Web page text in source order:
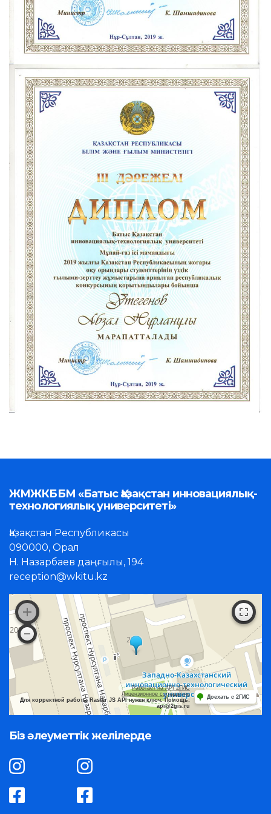
ЖМЖКББМ «Батыс Қазақстан инновациялық-
технологиялық университеті»
Қазақстан Республикасы
090000, Орал
Н. Назарбаев даңғылы, 194
reception@wkitu.kz
Работает на API 2ГИС
Лицензионное соглашение
Для корректной работы Raster JS API нужен ключ. Помощь:
api@2gis.ru
Доехать с 2ГИС
Біз әлеуметтік желілерде